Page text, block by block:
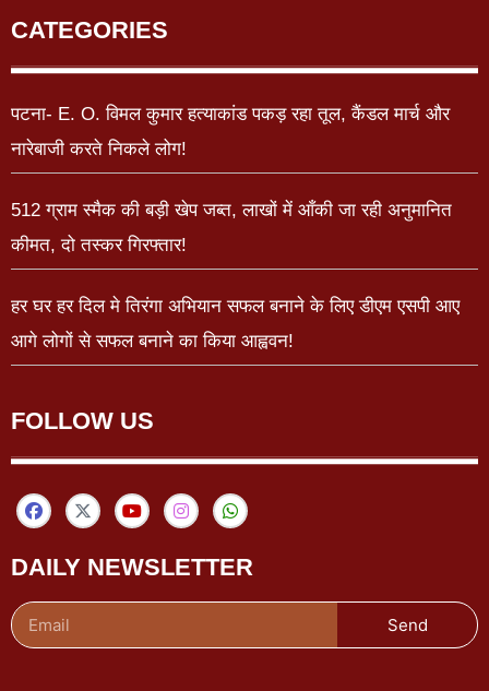
CATEGORIES
पटना- E. O. विमल कुमार हत्याकांड पकड़ रहा तूल, कैंडल मार्च और
नारेबाजी करते निकले लोग!
512 ग्राम स्मैक की बड़ी खेप जब्त, लाखों में आँकी जा रही अनुमानित
कीमत, दो तस्कर गिरफ्तार!
हर घर हर दिल मे तिरंगा अभियान सफल बनाने के लिए डीएम एसपी आए
आगे लोगों से सफल बनाने का किया आह्ववन!
FOLLOW US
DAILY NEWSLETTER
Send